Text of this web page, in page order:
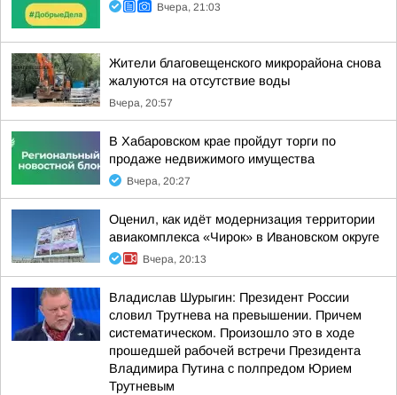
Вчера, 21:03
Жители благовещенского микрорайона снова
жалуются на отсутствие воды
Вчера, 20:57
В Хабаровском крае пройдут торги по
продаже недвижимого имущества
Вчера, 20:27
Оценил, как идёт модернизация территории
авиакомплекса «Чирок» в Ивановском округе
Вчера, 20:13
Владислав Шурыгин: Президент России
словил Трутнева на превышении. Причем
систематическом. Произошло это в ходе
прошедшей рабочей встречи Президента
Владимира Путина с полпредом Юрием
Трутневым